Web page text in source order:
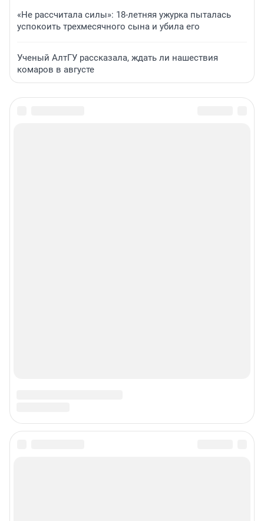
«Не рассчитала силы»: 18-летняя ужурка пыталась
успокоить трехмесячного сына и убила его
Ученый АлтГУ рассказала, ждать ли нашествия
комаров в августе